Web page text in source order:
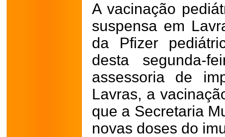
A vacinação
suspensa em
da Pfizer
desta segunda-
assessoria de
Lavras, a
que a Secretaria
novas doses do